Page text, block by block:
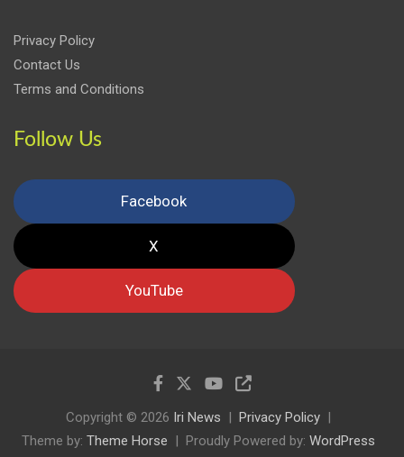
Privacy Policy
Contact Us
Terms and Conditions
Follow Us
Facebook
X
YouTube
Copyright © 2026 Iri News
Privacy Policy
Theme by: Theme Horse Proudly Powered by: WordPress